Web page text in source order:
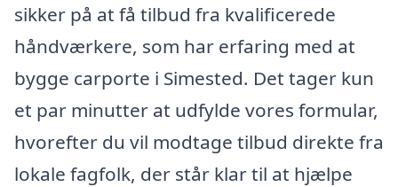
sikker på at få tilbud fra kvalificerede
håndværkere, som har erfaring med at
bygge carporte i Simested. Det tager kun
et par minutter at udfylde vores formular,
hvorefter du vil modtage tilbud direkte fra
lokale fagfolk, der står klar til at hjælpe